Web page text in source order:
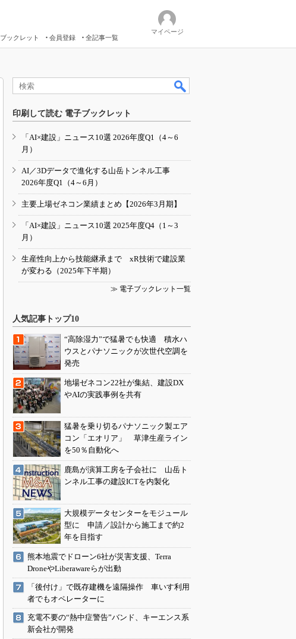
ブックレット 会員登録 全記事一覧
マイページ
印刷して読む 電子ブックレット
「AI×建設」ニュース10選 2026年度Q1（4～6
月）
AI／3Dデータで進化する山岳トンネル工事
2026年度Q1（4～6月）
主要上場ゼネコン業績まとめ【2026年3月期】
「AI×建設」ニュース10選 2025年度Q4（1～3
月）
生産性向上から技能継承まで xR技術で建設業
が変わる（2025年下半期）
≫ 電子ブックレット一覧
人気記事トップ10
“高除湿力”で猛暑でも快適 積水ハ
ウスとパナソニックが次世代空調を
発売
地場ゼネコン22社が集結、建設DX
やAIの実践事例を共有
猛暑を乗り切るパナソニック製エア
コン「エオリア」 草津生産ライン
を50％自動化へ
鹿島が演算工房を子会社に 山岳ト
ンネル工事の建設ICTを内製化
大規模データセンターをモジュール
型に 申請／設計から施工まで約2
年を目指す
熊本地震でドローン6社が災害支援、Terra
DroneやLiberawareらが出動
「後付け」で既存建機を遠隔操作 車いす利用
者でもオペレーターに
充電不要の“熱中症警告”バンド、キーエンス系
新会社が開発